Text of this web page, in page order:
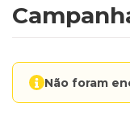
Não foram